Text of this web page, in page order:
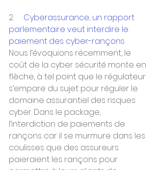
2. Cyberassurance, un rapport
parlementaire veut interdire le
paiement des cyber-rançons
Nous l’évoquions récemment, le
coût de la cyber sécurité monte en
flèche, à tel point que le régulateur
s’empare du sujet pour réguler le
domaine assurantiel des risques
cyber. Dans le package,
l’interdiction de paiements de
rançons car il se murmure dans les
coulisses que des assureurs
paieraient les rançons pour